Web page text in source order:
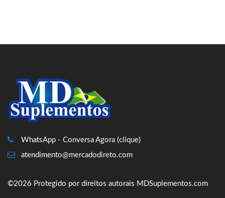
WhatsApp - Conversa Agora (clique)
atendimento@mercadodireto.com
©2026 Protegido por direitos autorais MDSuplementos.com